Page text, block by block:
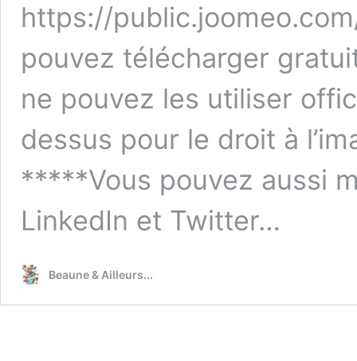
https://
pouvez télécharger
ne pouvez les utiliser
dessus pour le droit à
*****Vous pouvez aussi
LinkedIn et Twitter…
Beaune & Ailleurs...